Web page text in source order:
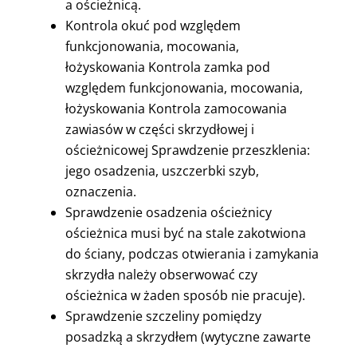
a ościeżnicą.
Kontrola okuć pod względem
funkcjonowania, mocowania,
łożyskowania Kontrola zamka pod
względem funkcjonowania, mocowania,
łożyskowania Kontrola zamocowania
zawiasów w części skrzydłowej i
ościeżnicowej Sprawdzenie przeszklenia:
jego osadzenia, uszczerbki szyb,
oznaczenia.
Sprawdzenie osadzenia ościeżnicy
ościeżnica musi być na stale zakotwiona
do ściany, podczas otwierania i zamykania
skrzydła należy obserwować czy
ościeżnica w żaden sposób nie pracuje).
Sprawdzenie szczeliny pomiędzy
posadzką a skrzydłem (wytyczne zawarte